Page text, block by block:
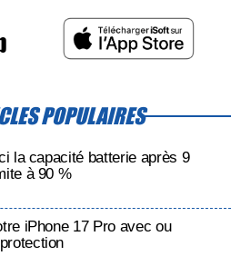
POPULAIRES
la capacité batterie après 9
à 90 %
iPhone 17 Pro avec ou